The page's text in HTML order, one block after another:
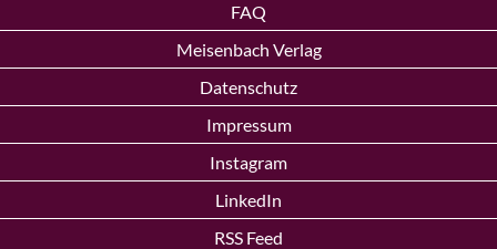
FAQ
Meisenbach Verlag
Datenschutz
Impressum
Instagram
LinkedIn
RSS Feed